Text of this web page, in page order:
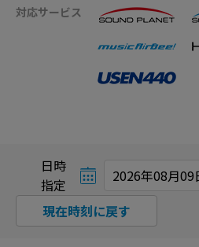
対応サービス
日時
指定
現在時刻に戻す